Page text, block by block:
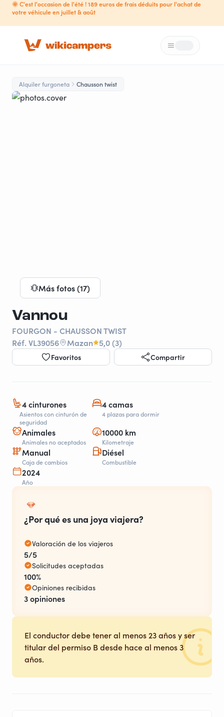
🌞 C'est l'occasion de l'été ! 189 euros de frais déduits pour l'achat de
votre véhicule en juillet & août
Loading...
Alquiler furgoneta Chausson twist
Más fotos (17)
Vannou
FOURGON - CHAUSSON TWIST
Réf. VL39056
Mazan 5,0 (3)
Favoritos Compartir
4 cinturones
Asientos con cinturón de
seguridad
4 camas
4 plazas para dormir
Animales
Animales no aceptados
10000 km
Kilometraje
Manual
Caja de cambios
Diésel
Combustible
2024
Año
¿Por qué es una joya viajera?
Valoración de los viajeros
5/5
Solicitudes aceptadas
100%
Opiniones recibidas
3 opiniones
El conductor debe tener al menos 23 años y ser
titular del permiso B desde hace al menos 3
años.